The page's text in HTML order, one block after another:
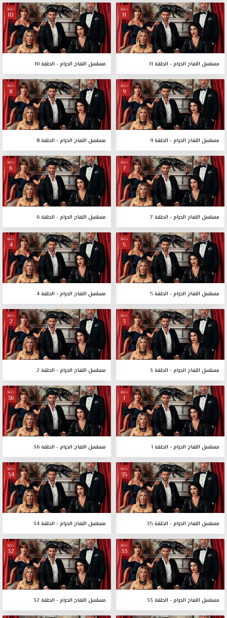
حلقة
11
مسلسل التفاح الحرام - الحلقة 11
حلقة
10
مسلسل التفاح الحرام - الحلقة 10
حلقة
9
مسلسل التفاح الحرام - الحلقة 9
حلقة
8
مسلسل التفاح الحرام - الحلقة 8
حلقة
7
مسلسل التفاح الحرام - الحلقة 7
حلقة
6
مسلسل التفاح الحرام - الحلقة 6
حلقة
5
مسلسل التفاح الحرام - الحلقة 5
حلقة
4
مسلسل التفاح الحرام - الحلقة 4
حلقة
3
مسلسل التفاح الحرام - الحلقة 3
حلقة
2
مسلسل التفاح الحرام - الحلقة 2
حلقة
1
مسلسل التفاح الحرام - الحلقة 1
حلقة
36
مسلسل التفاح الحرام - الحلقة 36
حلقة
35
مسلسل التفاح الحرام - الحلقة 35
حلقة
34
مسلسل التفاح الحرام - الحلقة 34
حلقة
33
مسلسل التفاح الحرام - الحلقة 33
حلقة
32
مسلسل التفاح الحرام - الحلقة 32